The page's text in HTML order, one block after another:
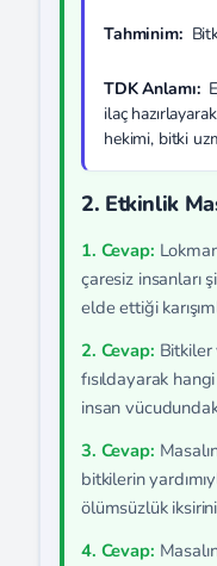
Tahminim:
TDK Anlamı:
ilaç
hekimi, bitki
2. Etkinlik
1. Cevap:
çaresiz insanları
elde ettiği
2. Cevap:
fısıldayarak
insan
3. Cevap:
bitkilerin
ölümsüzlük
4. Cevap: